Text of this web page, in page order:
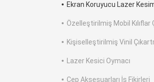
Ekran Koruyucu Lazer
Özelleştirilmiş Mobil Kılıflar
Kişiselleştirilmiş Vinil
Lazer Kesici Oymacı
Cep Aksesuarları İş Fikirleri